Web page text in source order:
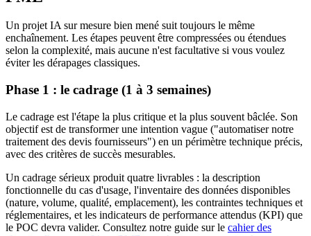
Un projet IA sur mesure bien mené suit toujours le même
enchaînement. Les étapes peuvent être compressées ou étendues
selon la complexité, mais aucune n'est facultative si vous voulez
éviter les dérapages classiques.
Phase 1 : le cadrage (1 à 3 semaines)
Le cadrage est l'étape la plus critique et la plus souvent bâclée. Son
objectif est de transformer une intention vague ("automatiser notre
traitement des devis fournisseurs") en un périmètre technique précis,
avec des critères de succès mesurables.
Un cadrage sérieux produit quatre livrables : la description
fonctionnelle du cas d'usage, l'inventaire des données disponibles
(nature, volume, qualité, emplacement), les contraintes techniques et
réglementaires, et les indicateurs de performance attendus (KPI) que
le POC devra valider. Consultez notre guide sur le cahier des